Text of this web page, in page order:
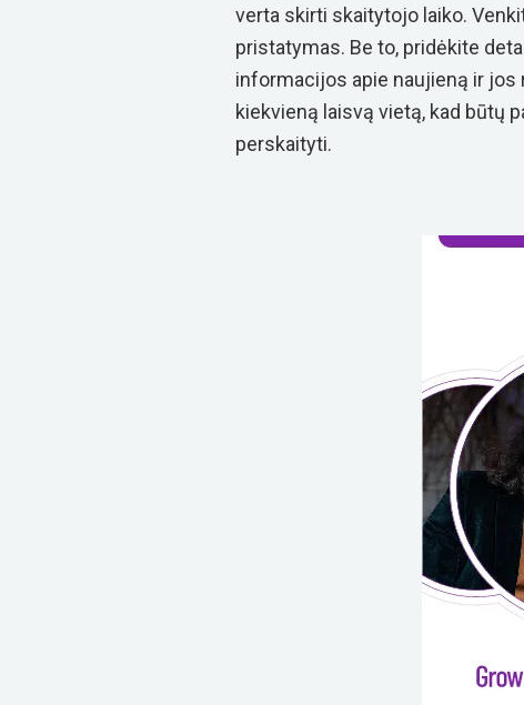
verta skirti skaitytojo laiko.
pristatymas. Be to, pridėkite
informacijos apie naujieną ir
kiekvieną laisvą vietą, kad būtų
perskaityti.